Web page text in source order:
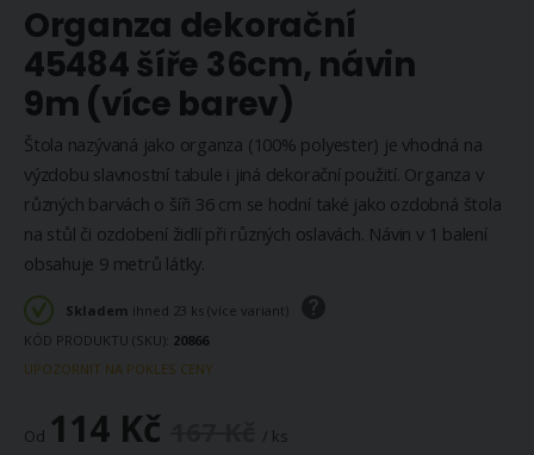
na
začátek
galerie
s
obrázky
Organza dekorační
45484 šíře 36cm, návin
9m (více barev)
Štola nazývaná jako organza (100% polyester) je vhodná na
výzdobu slavnostní tabule i jiná dekorační použití. Organza v
různých barvách o šíři 36 cm se hodní také jako ozdobná štola
na stůl či ozdobení židlí při různých oslavách. Návin v 1 balení
obsahuje 9 metrů látky.
Skladem ihned 23 ks (více variant)
KÓD PRODUKTU (SKU) 20866
UPOZORNIT NA POKLES CENY
Od 114 Kč / ks